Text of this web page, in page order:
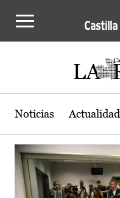
Actualidad de
Noticias